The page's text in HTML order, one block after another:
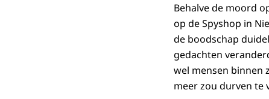
Behalve de moord
op de Spyshop in
de boodschap
gedachten
wel mensen binnen
meer zou durven te